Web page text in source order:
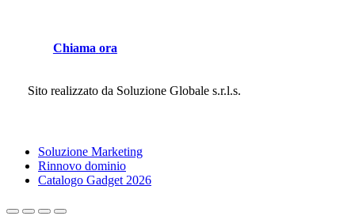
Chiama ora
Sito realizzato da Soluzione Globale s.r.l.s.
Close
Menu
Soluzione Marketing
Rinnovo dominio
Catalogo Gadget 2026